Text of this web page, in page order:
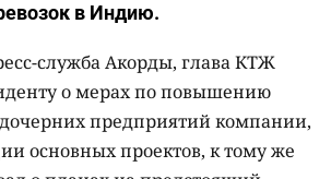
в Индию.
служба Акорды, глава КТЖ
о мерах по повышению
предприятий компании,
основных проектов, к тому же